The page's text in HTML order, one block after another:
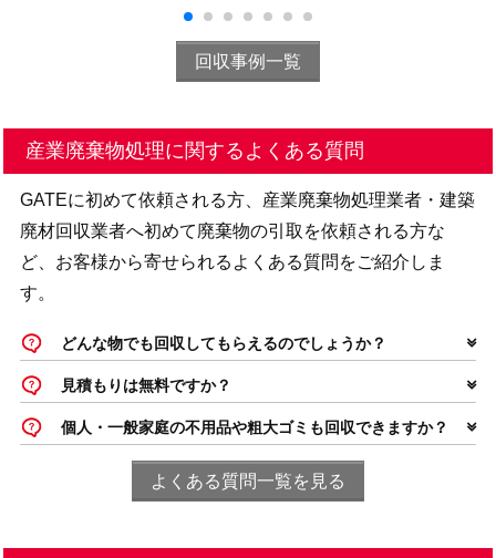
回収事例一覧
産業廃棄物処理に関するよくある質問
GATEに初めて依頼される方、産業廃棄物処理業者・建築
廃材回収業者へ初めて廃棄物の引取を依頼される方な
ど、お客様から寄せられるよくある質問をご紹介しま
す。
どんな物でも回収してもらえるのでしょうか？
見積もりは無料ですか？
個人・一般家庭の不用品や粗大ゴミも回収できますか？
よくある質問一覧を見る